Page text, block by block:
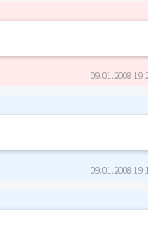
09.01.2008
09.01.2008